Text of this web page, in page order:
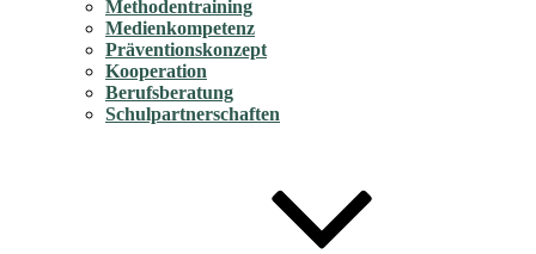
Methodentraining
Medienkompetenz
Präventionskonzept
Kooperation
Berufsberatung
Schulpartnerschaften